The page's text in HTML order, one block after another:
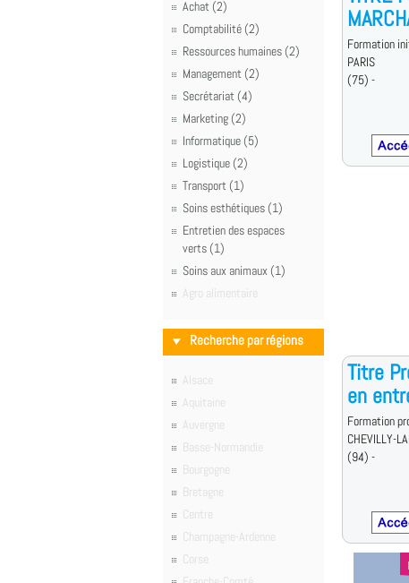
Achat (2)
Comptabilité (2)
Ressources humaines (2)
Management (2)
Secrétariat (4)
Marketing (2)
Informatique (5)
Logistique (2)
Transport (1)
Soins esthétiques (1)
Entretien des espaces
verts (1)
Soins aux animaux (1)
Agro alimentaire
Recherche par régions
Alsace
Aquitaine
Auvergne
Basse-Normandie
Bourgogne
Bretagne
Centre
Champagne-Ardenne
Corse
Formation
PARIS
(75) -
Titre
en
Formation
CHEVILLY-
(94) -